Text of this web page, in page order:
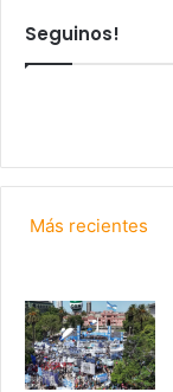
Seguinos!
Más recientes